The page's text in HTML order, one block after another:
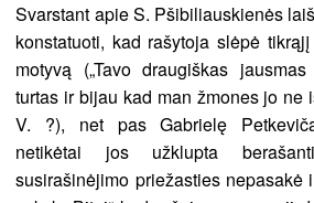
Svarstant apie S. Pšibiliauskienės
konstatuoti, kad rašytoja slėpė
motyvą („Tavo draugiškas
turtas ir bijau kad man žmones jo ne
V. ?), net pas Gabrielę
netikėtai jos užklupta
susirašinėjimo priežasties nepasakė